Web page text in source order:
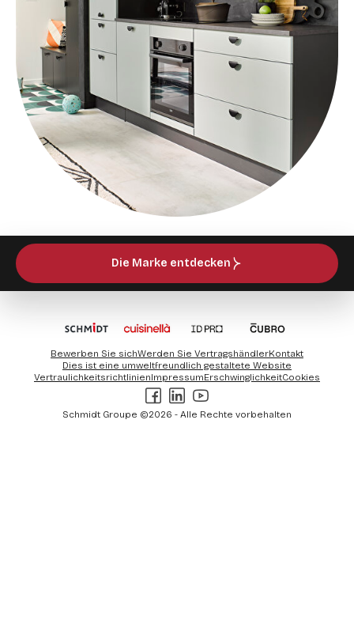
Die Marke entdecken
Schmidt Groupe ©2026 - Alle Rechte vorbehalten
Bewerben Sie sichWerden Sie VertragshändlerKontakt
Dies ist eine umweltfreundlich gestaltete Website
VertraulichkeitsrichtlinienImpressumErschwinglichkeitCookies
Facebook
LinkedIn
Youtube